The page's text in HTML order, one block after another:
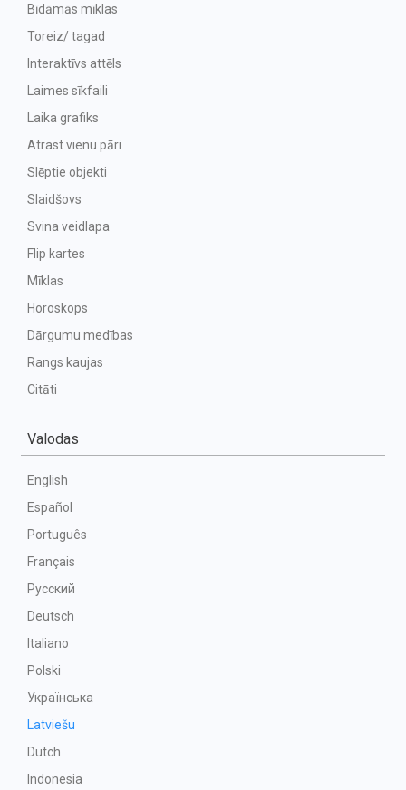
Bīdāmās mīklas
Toreiz/ tagad
Interaktīvs attēls
Laimes sīkfaili
Laika grafiks
Atrast vienu pāri
Slēptie objekti
Slaidšovs
Svina veidlapa
Flip kartes
Mīklas
Horoskops
Dārgumu medības
Rangs kaujas
Citāti
Valodas
English
Español
Português
Français
Русский
Deutsch
Italiano
Polski
Українська
Latviešu
Dutch
Indonesia